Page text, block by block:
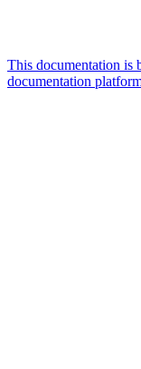
This documentation is
documentation